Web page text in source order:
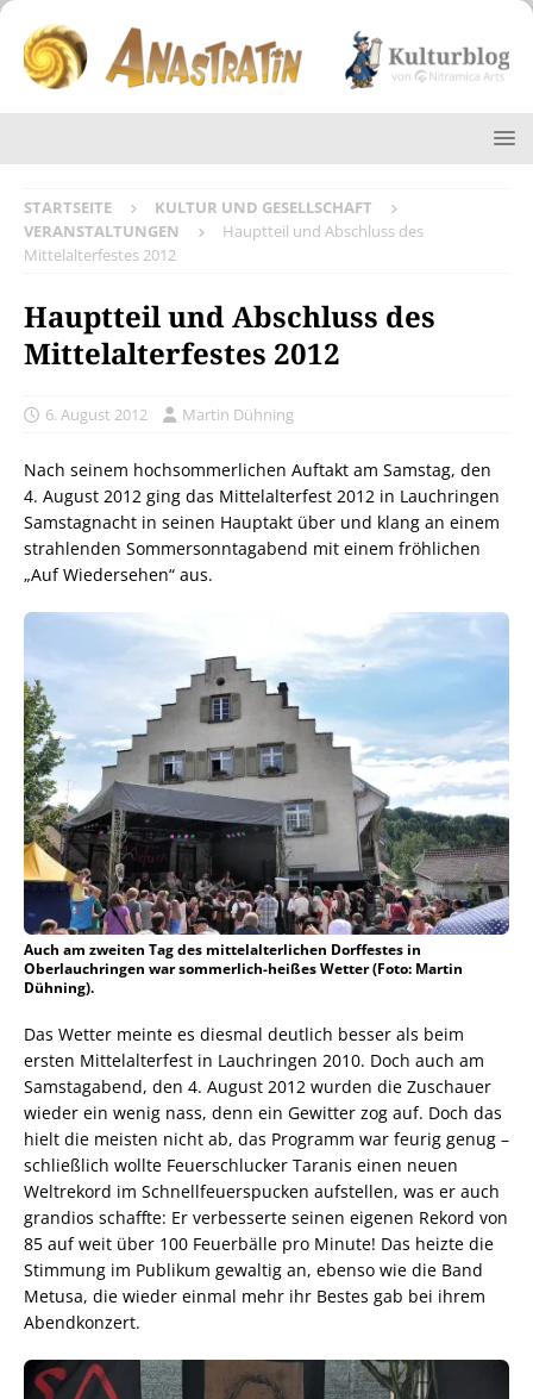
STARTSEITE
KULTUR UND GESELLSCHAFT
VERANSTALTUNGEN
Hauptteil und Abschluss des
Mittelalterfestes 2012
Hauptteil und Abschluss des
Mittelalterfestes 2012
6. August 2012 Martin Dühning
Nach seinem hochsommerlichen Auftakt am Samstag, den
4. August 2012 ging das Mittelalterfest 2012 in Lauchringen
Samstagnacht in seinen Hauptakt über und klang an einem
strahlenden Sommersonntagabend mit einem fröhlichen
„Auf Wiedersehen“ aus.
Auch am zweiten Tag des mittelalterlichen Dorffestes in
Oberlauchringen war sommerlich-heißes Wetter (Foto: Martin
Dühning).
Das Wetter meinte es diesmal deutlich besser als beim
ersten Mittelalterfest in Lauchringen 2010. Doch auch am
Samstagabend, den 4. August 2012 wurden die Zuschauer
wieder ein wenig nass, denn ein Gewitter zog auf. Doch das
hielt die meisten nicht ab, das Programm war feurig genug –
schließlich wollte Feuerschlucker Taranis einen neuen
Weltrekord im Schnellfeuerspucken aufstellen, was er auch
grandios schaffte: Er verbesserte seinen eigenen Rekord von
85 auf weit über 100 Feuerbälle pro Minute! Das heizte die
Stimmung im Publikum gewaltig an, ebenso wie die Band
Metusa, die wieder einmal mehr ihr Bestes gab bei ihrem
Abendkonzert.